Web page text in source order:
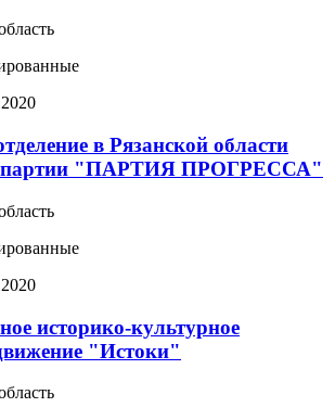
в Рязанской области
партии "ПАРТИЯ ПРОГРЕССА"
историко-культурное
"Истоки"